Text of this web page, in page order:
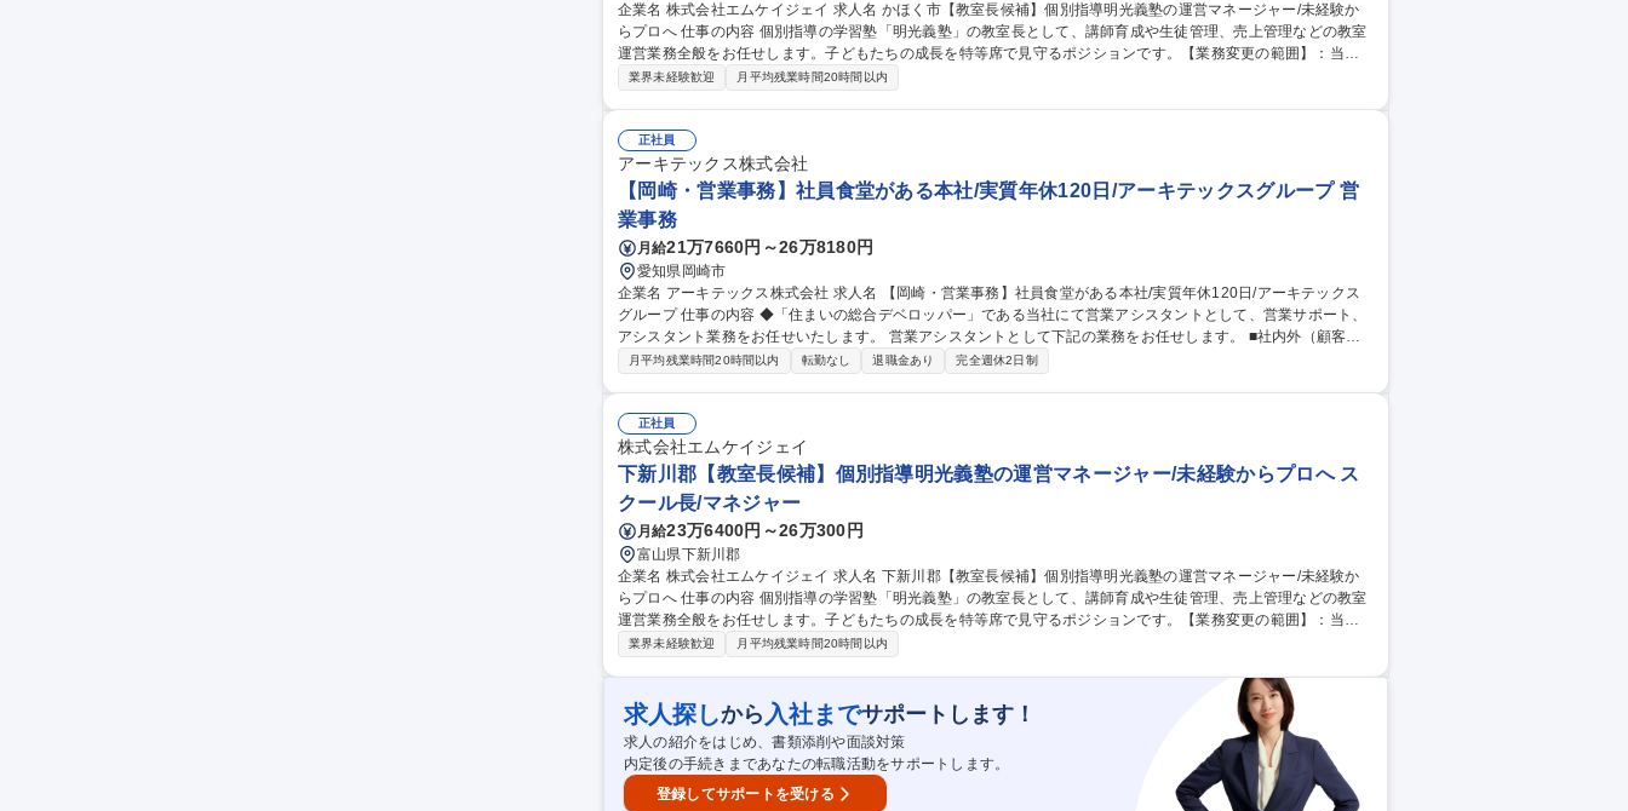
企業名 株式会社エムケイジェイ 求人名 かほく市【教室長候補】個別指導明光義塾の運営マネージャー/未経験か
らプロへ 仕事の内容 個別指導の学習塾「明光義塾」の教室長として、講師育成や生徒管理、売上管理などの教室
運営業務全般をお任せします。子どもたちの成長を特等席で見守るポジションです。【業務変更の範囲】：当社
規定の業務範囲 ■講師の採用・育成およびシフトなどのマネジメント業務 ■生徒一人ひとりの学習進捗管理や進路
修や本部・外部研修がありサポート体制も万全です。 募集職種 かほく市【教室長候補】個別指導明光義塾の運営
マネージャー/未経験からプロへ
業界未経験歓迎 月平均残業時間20時間以内
正社員
アーキテックス株式会社
【岡崎・営業事務】社員食堂がある本社/実質年休120日/アーキテックスグループ 営
業事務
月給21万7660円～26万8180円
愛知県岡崎市
企業名 アーキテックス株式会社 求人名 【岡崎・営業事務】社員食堂がある本社/実質年休120日/アーキテックス
グループ 仕事の内容 ◆「住まいの総合デベロッパー」である当社にて営業アシスタントとして、営業サポート、
アシスタント業務をお任せいたします。 営業アシスタントとして下記の業務をお任せします。 ■社内外（顧客・
職方・自社メンバー）からの電話・メール対応 ■データ入力 ■文書作成 ■備品・納品管理 ■SNS運用（Instagra
月平均残業時間20時間以内 転勤なし 退職金あり 完全週休2日制
正社員
株式会社エムケイジェイ
下新川郡【教室長候補】個別指導明光義塾の運営マネージャー/未経験からプロへ ス
クール長/マネジャー
月給23万6400円～26万300円
富山県下新川郡
企業名 株式会社エムケイジェイ 求人名 下新川郡【教室長候補】個別指導明光義塾の運営マネージャー/未経験か
らプロへ 仕事の内容 個別指導の学習塾「明光義塾」の教室長として、講師育成や生徒管理、売上管理などの教室
運営業務全般をお任せします。子どもたちの成長を特等席で見守るポジションです。【業務変更の範囲】：当社
規定の業務範囲 ■講師の採用・育成およびシフトなどのマネジメント業務 ■生徒一人ひとりの学習進捗管理や進路
が楽しめる環境づくり） ■その他、保護者対応や地域への広報活動など教室運営に付随する業務全般 ※独自の研
修や本部・外部研修がありサポート体制も万全です。 募集職種 下新川郡【教室長候補】個別指導明光義塾の運営
マネージャー/未経験からプロへ
業界未経験歓迎 月平均残業時間20時間以内
求人探しから 入社までサポートします！
求人の紹介をはじめ、書類添削や面談対策
内定後の手続きまであなたの転職活動をサポートします。
登録してサポートを受ける